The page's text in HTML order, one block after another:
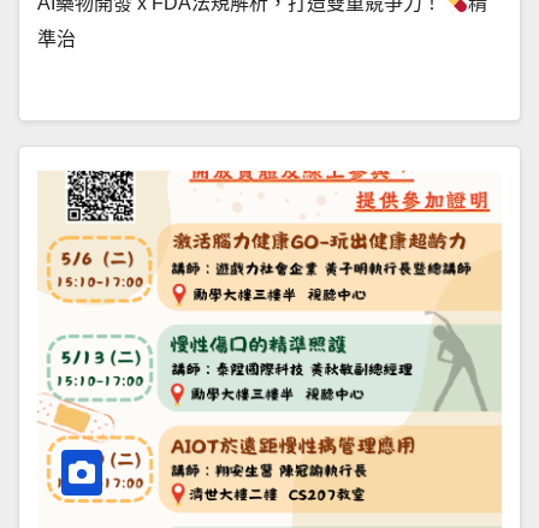
準治